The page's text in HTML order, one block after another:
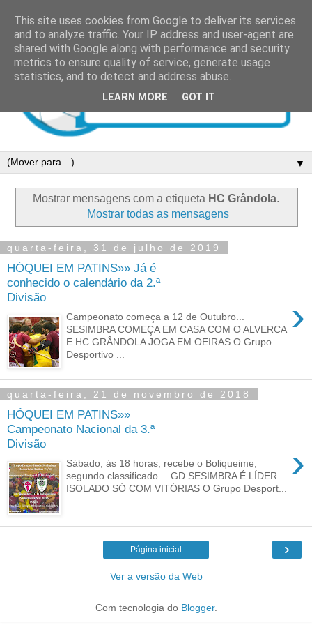
▼
Mostrar mensagens com a etiqueta HC Grândola.
Mostrar todas as mensagens
quarta-feira, 31 de julho de 2019
HÓQUEI EM PATINS»» Já é
conhecido o calendário da 2.ª
Divisão
›
Campeonato começa a 12 de Outubro...
SESIMBRA COMEÇA EM CASA COM O ALVERCA
E HC GRÂNDOLA JOGA EM OEIRAS O Grupo
Desportivo ...
quarta-feira, 21 de novembro de 2018
HÓQUEI EM PATINS»»
Campeonato Nacional da 3.ª
Divisão
›
Sábado, às 18 horas, recebe o Boliqueime,
segundo classificado… GD SESIMBRA É LÍDER
ISOLADO SÓ COM VITÓRIAS O Grupo Desport...
›
Página inicial
Ver a versão da Web
Com tecnologia do Blogger.
This site uses cookies from Google to deliver its services
and to analyze traffic. Your IP address and user-agent are
shared with Google along with performance and security
metrics to ensure quality of service, generate usage
statistics, and to detect and address abuse.
LEARN MORE GOT IT